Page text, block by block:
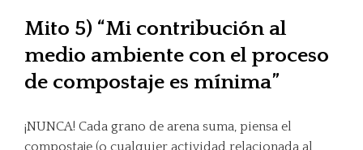
Mito 5) “Mi contribución al
medio ambiente con el proceso
de compostaje es mínima”
¡NUNCA! Cada grano de arena suma, piensa el
compostaje (o cualquier actividad relacionada al